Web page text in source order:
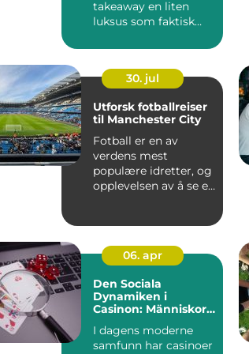
takeaway en liten
luksus som faktisk
30. jul
Utforsk fotballreiser
til Manchester City
Fotball er en av
verdens mest
populære idretter, og
opplevelsen av å se et
06. apr
Den Sociala
Dynamiken i
Casinon: Människor
I dagens moderne
samfunn har casinoer